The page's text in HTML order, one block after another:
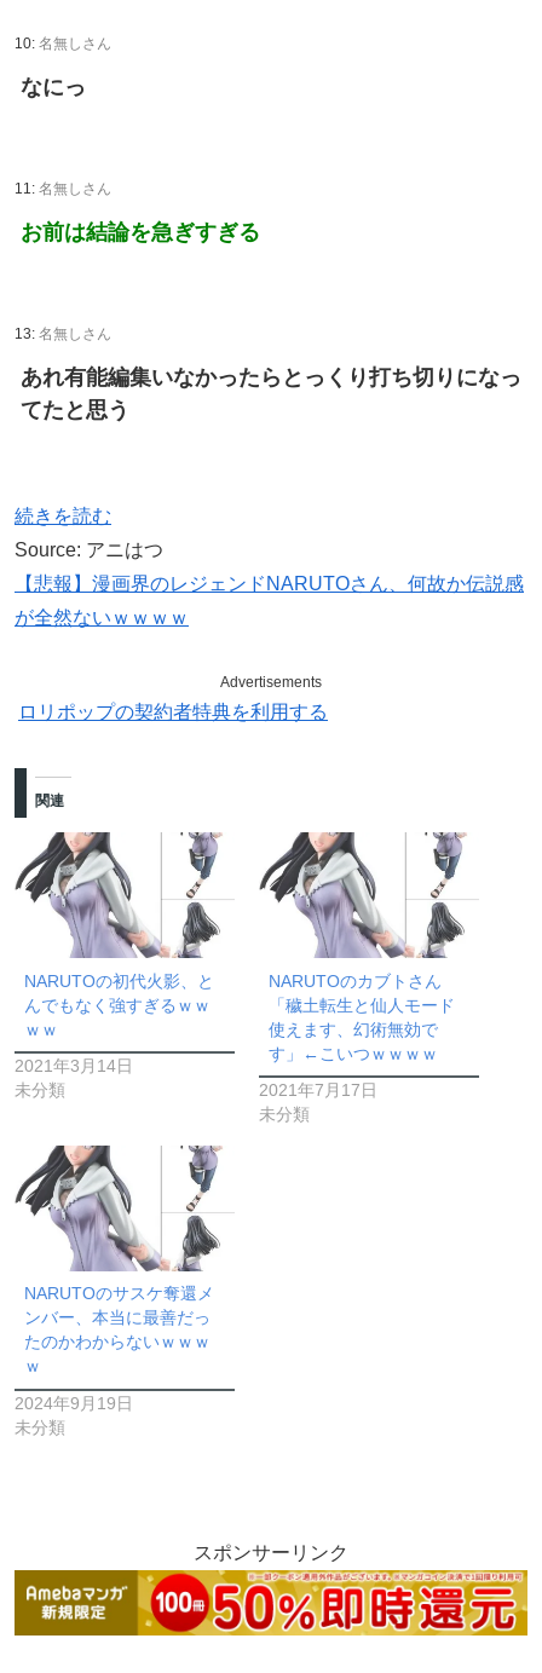
10: 名無しさん
なにっ
11: 名無しさん
お前は結論を急ぎすぎる
13: 名無しさん
あれ有能編集いなかったらとっくり打ち切りになっ
てたと思う
続きを読む
Source: アニはつ
【悲報】漫画界のレジェンドNARUTOさん、何故か伝説感
が全然ないｗｗｗｗ
Advertisements
ロリポップの契約者特典を利用する
関連
NARUTOの初代火影、と
んでもなく強すぎるｗｗ
ｗｗ
2021年3月14日
未分類
NARUTOのカブトさん
「穢土転生と仙人モード
使えます、幻術無効で
す」←こいつｗｗｗｗ
2021年7月17日
未分類
NARUTOのサスケ奪還メ
ンバー、本当に最善だっ
たのかわからないｗｗｗ
ｗ
2024年9月19日
未分類
スポンサーリンク